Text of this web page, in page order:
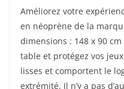
Améliorez votre
en néoprène de la
dimensions : 148 x 90
table et protégez vos
lisses et comportent le
extrémité. Il n’y a pas